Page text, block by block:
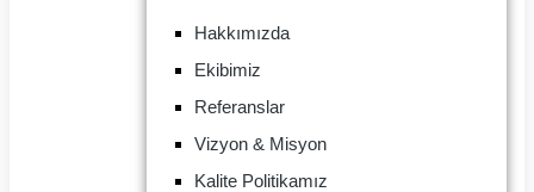
Hakkımızda
Ekibimiz
Referanslar
Vizyon & Misyon
Kalite Politikamız